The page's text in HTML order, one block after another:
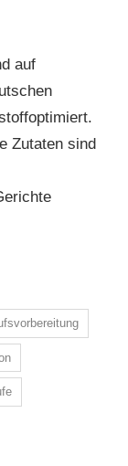
auf
Zutaten sind